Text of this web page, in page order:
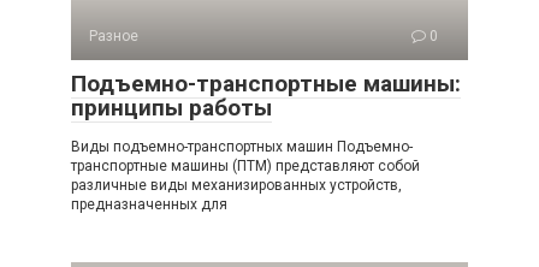
Разное 0
Подъемно-транспортные машины:
принципы работы
Виды подъемно-транспортных машин Подъемно-
транспортные машины (ПТМ) представляют собой
различные виды механизированных устройств,
предназначенных для